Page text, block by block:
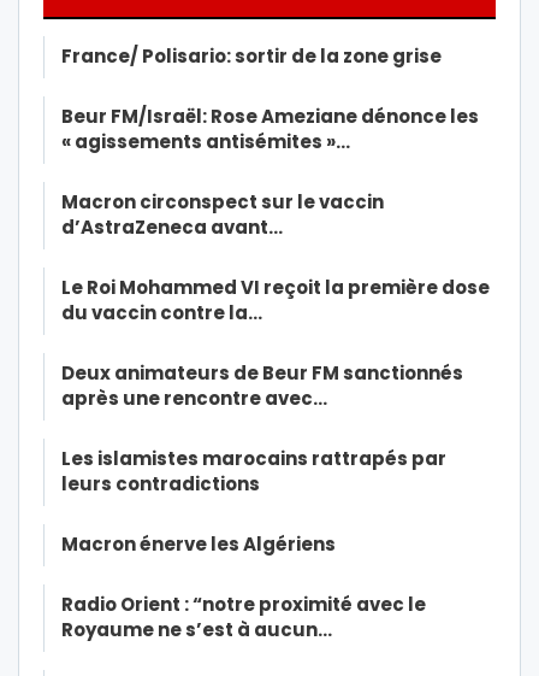
France/ Polisario: sortir de la zone grise
Beur FM/Israël: Rose Ameziane dénonce les
« agissements antisémites »…
Macron circonspect sur le vaccin
d’AstraZeneca avant…
Le Roi Mohammed VI reçoit la première dose
du vaccin contre la…
Deux animateurs de Beur FM sanctionnés
après une rencontre avec…
Les islamistes marocains rattrapés par
leurs contradictions
Macron énerve les Algériens
Radio Orient : “notre proximité avec le
Royaume ne s’est à aucun…